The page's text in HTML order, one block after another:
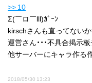
>> 10
Σ(￣ロ￣lll)ｶﾞｰﾝ
kirschさんも直ってない
運営さん・・・不具合掲示
他サーバーにキャラ作る
2018/05/30 13:23